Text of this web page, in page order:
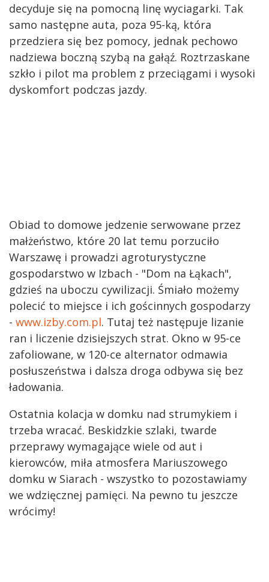
decyduje się na pomocną linę wyciagarki. Tak
samo następne auta, poza 95-ką, która
przedziera się bez pomocy, jednak pechowo
nadziewa boczną szybą na gałąź. Roztrzaskane
szkło i pilot ma problem z przeciągami i wysoki
dyskomfort podczas jazdy.
Obiad to domowe jedzenie serwowane przez
małżeństwo, które 20 lat temu porzuciło
Warszawę i prowadzi agroturystyczne
gospodarstwo w Izbach - "Dom na Łąkach",
gdzieś na uboczu cywilizacji. Śmiało możemy
polecić to miejsce i ich gościnnych gospodarzy
- www.izby.com.pl. Tutaj też następuje lizanie
ran i liczenie dzisiejszych strat. Okno w 95-ce
zafoliowane, w 120-ce alternator odmawia
posłuszeństwa i dalsza droga odbywa się bez
ładowania.
Ostatnia kolacja w domku nad strumykiem i
trzeba wracać. Beskidzkie szlaki, twarde
przeprawy wymagające wiele od aut i
kierowców, miła atmosfera Mariuszowego
domku w Siarach - wszystko to pozostawiamy
we wdzięcznej pamięci. Na pewno tu jeszcze
wrócimy!